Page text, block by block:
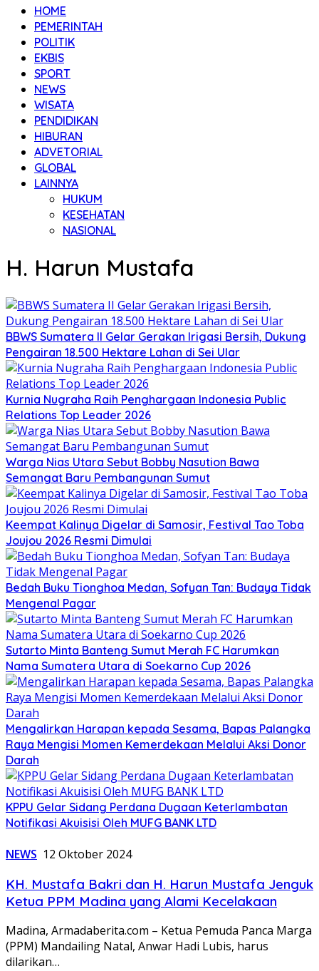
HOME
PEMERINTAH
POLITIK
EKBIS
SPORT
NEWS
WISATA
PENDIDIKAN
HIBURAN
ADVETORIAL
GLOBAL
LAINNYA
HUKUM
KESEHATAN
NASIONAL
H. Harun Mustafa
BBWS Sumatera II Gelar Gerakan Irigasi Bersih, Dukung
Pengairan 18.500 Hektare Lahan di Sei Ular
Kurnia Nugraha Raih Penghargaan Indonesia Public
Relations Top Leader 2026
Warga Nias Utara Sebut Bobby Nasution Bawa
Semangat Baru Pembangunan Sumut
Keempat Kalinya Digelar di Samosir, Festival Tao Toba
Joujou 2026 Resmi Dimulai
Bedah Buku Tionghoa Medan, Sofyan Tan: Budaya Tidak
Mengenal Pagar
Sutarto Minta Banteng Sumut Merah FC Harumkan
Nama Sumatera Utara di Soekarno Cup 2026
Mengalirkan Harapan kepada Sesama, Bapas Palangka
Raya Mengisi Momen Kemerdekaan Melalui Aksi Donor
Darah
KPPU Gelar Sidang Perdana Dugaan Keterlambatan
Notifikasi Akuisisi Oleh MUFG BANK LTD
NEWS 12 Oktober 2024
KH. Mustafa Bakri dan H. Harun Mustafa Jenguk
Ketua PPM Madina yang Alami Kecelakaan
Madina, Armadaberita.com – Ketua Pemuda Panca Marga
(PPM) Mandailing Natal, Anwar Hadi Lubis, harus
dilarikan…